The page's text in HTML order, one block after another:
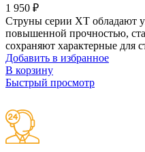
1 950 ₽
Струны серии XT обладают
повышенной прочностью,
сохраняют характерные для
Добавить в избранное
В корзину
Быстрый просмотр